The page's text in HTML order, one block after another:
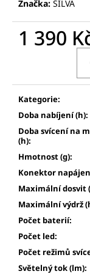
Značka: SILVA
1 390
Kategorie:
Doba nabíjení (h):
Doba svícení na
(h):
Hmotnost (g):
Konektor
Maximální dosvit
Maximální výdrž
Počet baterií:
Počet led:
Počet režimů
Světelný tok (lm):